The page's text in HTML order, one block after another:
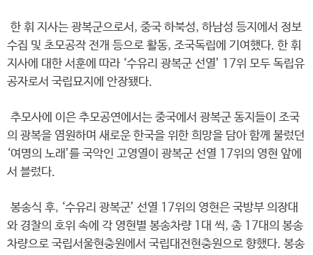
한 휘 지사는 광복군으로서, 중국 하북성, 하남성 등지에서 정보
수집 및 초모공작 전개 등으로 활동, 조국독립에 기여했다. 한 휘
지사에 대한 서훈에 따라 ‘수유리 광복군 선열’ 17위 모두 독립유
공자로서 국립묘지에 안장됐다.
추모사에 이은 추모공연에서는 중국에서 광복군 동지들이 조국
의 광복을 염원하며 새로운 한국을 위한 희망을 담아 함께 불렀던
‘여명의 노래’를 국악인 고영열이 광복군 선열 17위의 영현 앞에
서 블렀다.
봉송식 후, ‘수유리 광복군’ 선열 17위의 영현은 국방부 의장대
와 경찰의 호위 속에 각 영현별 봉송차량 1대 씩, 총 17대의 봉송
차량으로 국립서울현충원에서 국립대전현충원으로 향했다. 봉송